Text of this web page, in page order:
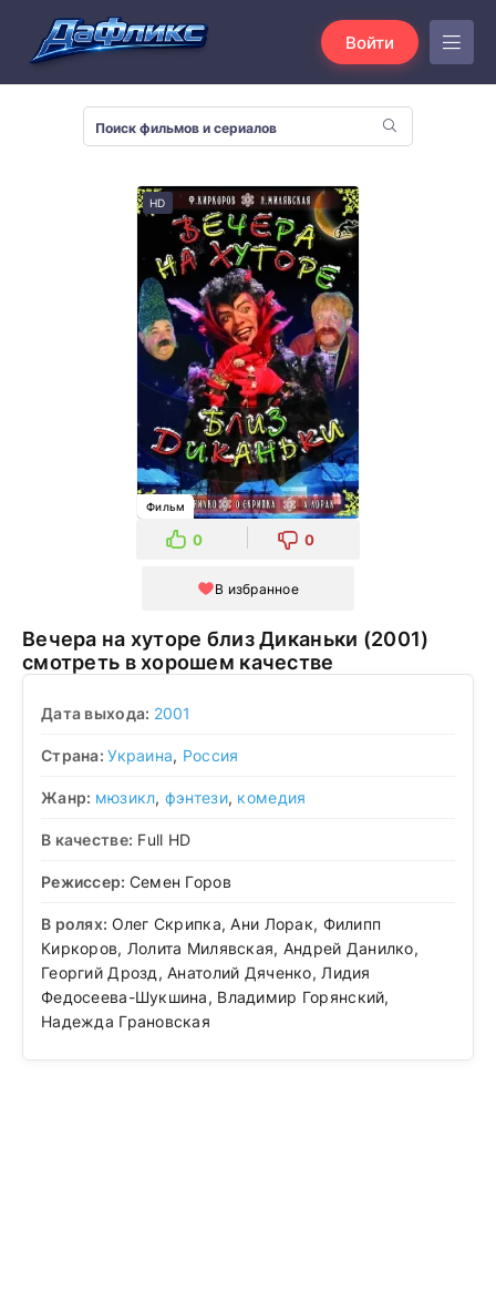
Войти
HD
Фильм
0 0
В избранное
Вечера на хуторе близ Диканьки (2001)
смотреть в хорошем качестве
Дата выхода: 2001
Страна:Украина, Россия
Жанр: мюзикл, фэнтези, комедия
В качестве: Full HD
Режиссер: Семен Горов
В ролях: Олег Скрипка, Ани Лорак, Филипп
Киркоров, Лолита Милявская, Андрей Данилко,
Георгий Дрозд, Анатолий Дяченко, Лидия
Федосеева-Шукшина, Владимир Горянский,
Надежда Грановская